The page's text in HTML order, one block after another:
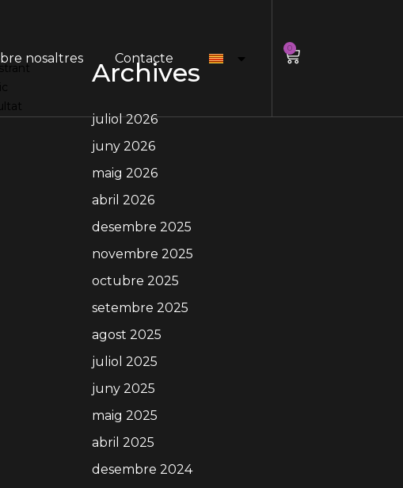
nosaltres Contacte
0
esparrac d'acer inoxidable de 10mm de longitud injectat a la ventosa
Archives
juliol 2026
juny 2026
maig 2026
abril 2026
desembre 2025
novembre 2025
octubre 2025
setembre 2025
agost 2025
juliol 2025
juny 2025
maig 2025
abril 2025
desembre 2024